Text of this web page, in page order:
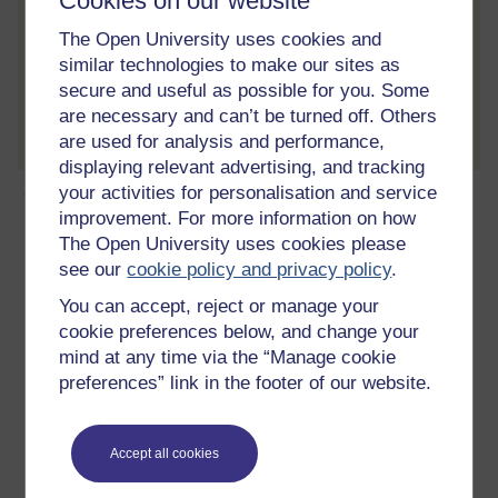
The Open University uses cookies and
similar technologies to make our sites as
secure and useful as possible for you. Some
are necessary and can’t be turned off. Others
are used for analysis and performance,
displaying relevant advertising, and tracking
your activities for personalisation and service
improvement. For more information on how
The Open University uses cookies please
see ourcookie policy and privacy policy.
You can accept, reject or manage your
cookie preferences below, and change your
mind at any time via the “Manage cookie
preferences” link in the footer of our website.
Accept all cookies
Creu cyfrif / Mewngofnodi
Ynghylch y cwrs am ddim hwn
21 awr o astudio
Lefel 1: Rhagarweiniol
Sgôr
seren allan o 5
Crëwch gyfrif amragor